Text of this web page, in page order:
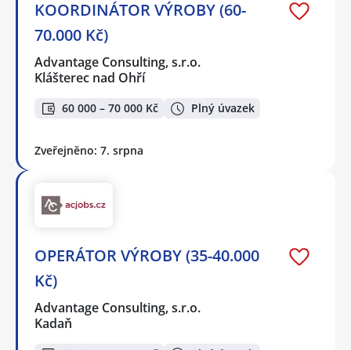
KOORDINÁTOR VÝROBY (60-
70.000 Kč)
Advantage Consulting, s.r.o.
Klášterec nad Ohří
60 000 – 70 000 Kč Plný úvazek
Zveřejněno: 7. srpna
OPERÁTOR VÝROBY (35-40.000
Kč)
Advantage Consulting, s.r.o.
Kadaň